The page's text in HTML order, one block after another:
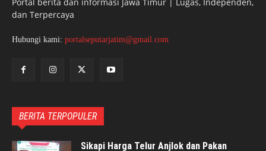
dan Terpercaya
Hubungi kami: portalseputarjatim@gmail.com
BERITA TERPOPULER
Sikapi Harga Telur Anjlok dan Pakan